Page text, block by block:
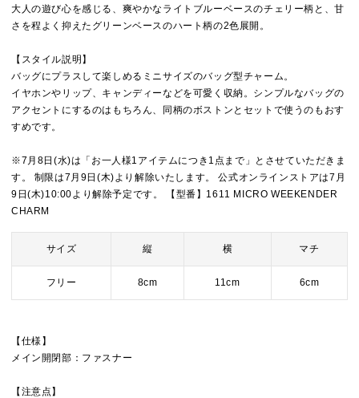
大人の遊び心を感じる、爽やかなライトブルーベースのチェリー柄と、甘
さを程よく抑えたグリーンベースのハート柄の2色展開。
【スタイル説明】
バッグにプラスして楽しめるミニサイズのバッグ型チャーム。
イヤホンやリップ、キャンディーなどを可愛く収納。シンプルなバッグの
アクセントにするのはもちろん、同柄のボストンとセットで使うのもおす
すめです。
※7月8日(水)は「お一人様1アイテムにつき1点まで」とさせていただきま
す。 制限は7月9日(木)より解除いたします。 公式オンラインストアは7月
9日(木)10:00より解除予定です。 【型番】1611 MICRO WEEKENDER
CHARM
サイズ 縦 横 マチ
フリー 8cm 11cm 6cm
【仕様】
メイン開閉部：ファスナー
【注意点】